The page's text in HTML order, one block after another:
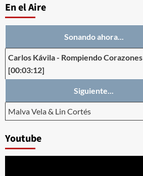
En el Aire
Sonando ahora...
Carlos Kávila- Rompiendo Corazones
[00:03:12]
Siguiente...
Malva Vela & Lin Cortés
Youtube